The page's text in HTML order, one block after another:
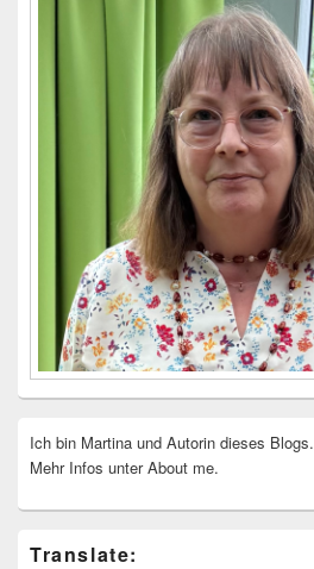
Ich bin Martina und Autorin dieses Blogs.
Mehr Infos unter About me.
Translate: